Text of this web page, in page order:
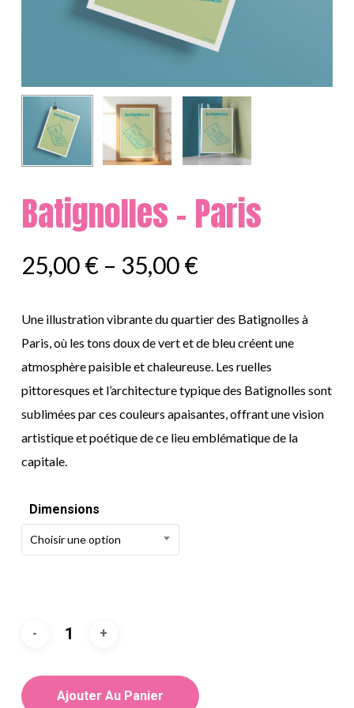
Batignolles – Paris
25,00€– 35,00€
Une illustration vibrante du quartier des Batignolles à
Paris, où les tons doux de vert et de bleu créent une
atmosphère paisible et chaleureuse. Les ruelles
pittoresques et l’architecture typique des Batignolles sont
sublimées par ces couleurs apaisantes, offrant une vision
artistique et poétique de ce lieu emblématique de la
capitale.
Dimensions
Choisir une option
Ajouter Au Panier